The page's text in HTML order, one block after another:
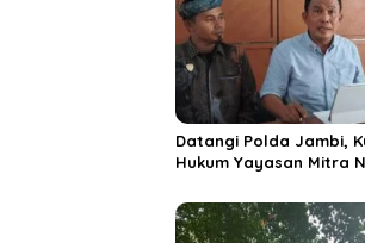
i
p
o
s
Datangi Polda Jambi,
Hukum Yayasan Mitra
Melarang Polisi
Yayasan SPG